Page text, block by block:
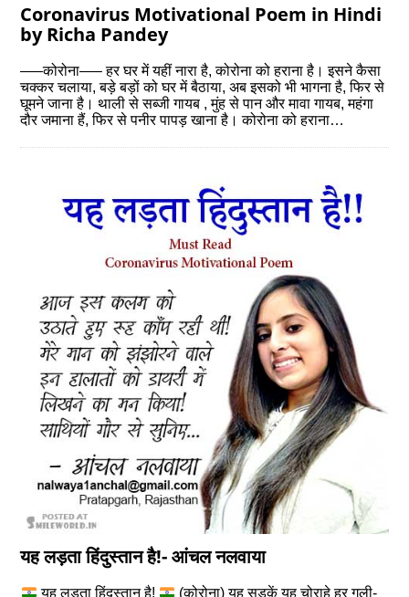
Coronavirus Motivational Poem in Hindi
by Richa Pandey
—–कोरोना—– हर घर में यहीं नारा है, कोरोना को हराना है। इसने कैसा
चक्कर चलाया, बड़े बड़ों को घर में बैठाया, अब इसको भी भागना है, फिर से
घूमने जाना है। थाली से सब्जी गायब , मुंह से पान और मावा गायब, महंगा
दौर जमाना हैं, फिर से पनीर पापड़ खाना है। कोरोना को हराना…
यह लड़ता हिंदुस्तान है!- आंचल नलवाया
यह लड़ता हिंदुस्तान है! (कोरोना) यह सड़कें यह चोराहे हर गली-